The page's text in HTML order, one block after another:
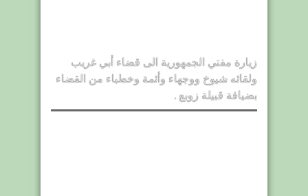
زيارة مفتي الجمهورية الى قضاء أبي غريب
ولقائه شيوخ ووجهاء وأئمة وخطباء من القضاء
بضيافة قبيلة زوبع .